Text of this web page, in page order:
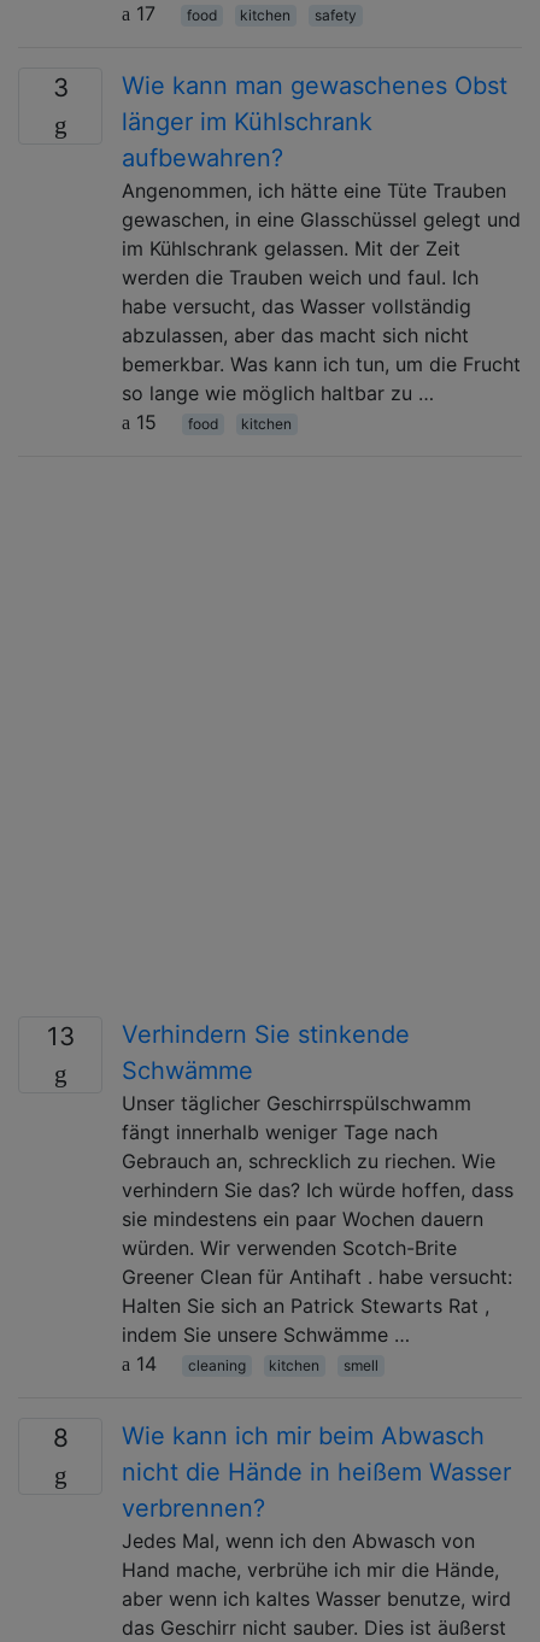
17
food kitchen safety
3
Wie kann man gewaschenes Obst
länger im Kühlschrank
aufbewahren?
Angenommen, ich hätte eine Tüte Trauben
gewaschen, in eine Glasschüssel gelegt und
im Kühlschrank gelassen. Mit der Zeit
werden die Trauben weich und faul. Ich
habe versucht, das Wasser vollständig
abzulassen, aber das macht sich nicht
bemerkbar. Was kann ich tun, um die Frucht
so lange wie möglich haltbar zu …
15
food kitchen
13
Verhindern Sie stinkende
Schwämme
Unser täglicher Geschirrspülschwamm
fängt innerhalb weniger Tage nach
Gebrauch an, schrecklich zu riechen. Wie
verhindern Sie das? Ich würde hoffen, dass
sie mindestens ein paar Wochen dauern
würden. Wir verwenden Scotch-Brite
Greener Clean für Antihaft . habe versucht:
Halten Sie sich an Patrick Stewarts Rat ,
indem Sie unsere Schwämme …
14
cleaning kitchen smell
8
Wie kann ich mir beim Abwasch
nicht die Hände in heißem Wasser
verbrennen?
Jedes Mal, wenn ich den Abwasch von
Hand mache, verbrühe ich mir die Hände,
aber wenn ich kaltes Wasser benutze, wird
das Geschirr nicht sauber. Dies ist äußerst